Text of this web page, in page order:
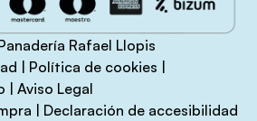
Rafael Llopis
Política de cookies
Aviso Legal
Declaración de accesibilidad